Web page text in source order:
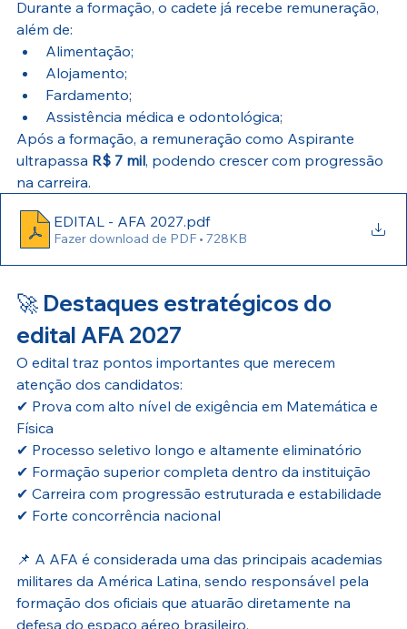
Durante a formação, o cadete já recebe remuneração,
além de:
Alimentação;
Alojamento;
Fardamento;
Assistência médica e odontológica;
Após a formação, a remuneração como Aspirante
ultrapassa R$ 7 mil, podendo crescer com progressão
na carreira.
EDITAL - AFA 2027.pdf
Fazer download de PDF • 728KB
🚀 Destaques estratégicos do
edital AFA 2027
O edital traz pontos importantes que merecem
atenção dos candidatos:
✔ Prova com alto nível de exigência em Matemática e
Física
✔ Processo seletivo longo e altamente eliminatório
✔ Formação superior completa dentro da instituição
✔ Carreira com progressão estruturada e estabilidade
✔ Forte concorrência nacional
📌 A AFA é considerada uma das principais academias
militares da América Latina, sendo responsável pela
formação dos oficiais que atuarão diretamente na
defesa do espaço aéreo brasileiro.